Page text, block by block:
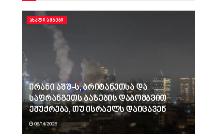
ᲐᲮᲐᲚᲘ ᲐᲛᲑᲔᲑᲘ
ირანი აშშ-ს, ბრიტანეთსა და
საფრანგეთს ბაზების დაბომბვით
ემუქრება, თუ ისრაელს დაიცავენ
06/14/2025